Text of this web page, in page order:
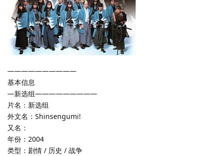
——————————
基本信息
—新选组—————————
片名：新选组
外文名：Shinsengumi!
又名：
年份：2004
类型：剧情 / 历史 / 战争